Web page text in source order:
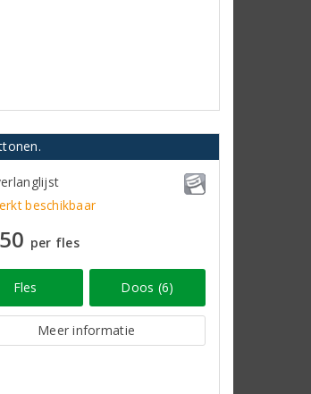
beschikbaar
per fles
Fles Doos (6)
Meer informatie